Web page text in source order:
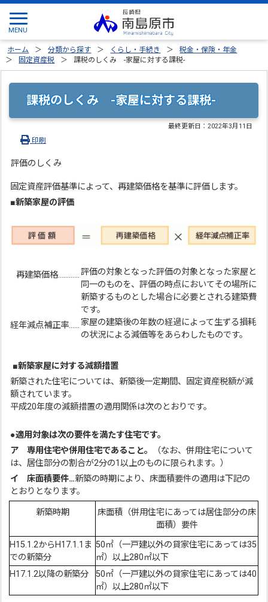
ホーム 分類から探す くらし・手続き
税金・保険・年金
固定資産税
課税のしくみ -家屋に対する課税-
課税のしくみ -家屋に対する課税-
最終更新日：2022年3月11日
印刷
評価のしくみ
固定資産評価基準によって、再建築価格を基準に評価します。
■新築家屋の評価
再建築価格………… 評価の対象となった評価の対象となった家屋と
同一のものを、評価の時点においてその場所に
新築するものとした場合に必要とされる建築費
です。
経年減点補正率…… 家屋の建築後の年数の経過によって生ずる損耗
の状況による減価等をあらわしたものです。
■新築家屋に対する減額措置
新築された住宅については、新築後一定期間、固定資産税額が減
額されています。
平成20年度の減額措置の適用関係は次のとおりです。
●適用対象は次の要件を満たす住宅です。
ア 専用住宅や併用住宅であること。
（なお、併用住宅について
は、居住部分の割合が2分の1以上のものに限られます。）
イ 床面積要件…新築の時期により、床面積要件の適用は下記の
とおりとなります。
新築時期
床面積（併用住宅にあっては居住部分の床
面積）要件
H15.1.2からH17.1.1ま
での新築分
50㎡（一戸建以外の貸家住宅にあっては35
㎡）以上280㎡以下
H17.1.2以降の新築分
50㎡（一戸建以外の貸家住宅にあっては40
㎡）以上280㎡以下